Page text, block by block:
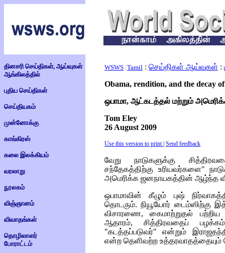
தினசரி செய்திகள், ஆய்வுகள்
ஆங்கிலத்தில்
புதிய செய்திகள்
செய்தியகம்
முன்னோக்கு
காங்கிரஸ்
கலை இலக்கியம்
வரலாறு
நூலகம்
விஞ்ஞானம்
விவாதங்கள்
தொழிலாளர்
போராட்டம்
WSWS :Tamil : செய்திகள் ஆய்வுகள் :
Obama, rendition, and the decay
ஒபாமா, ஆட்கடத்தல் மற்றும்
Tom Eley
26 August 2009
Use this version to print Send feedback
வேறு நாடுகளுக்கு
சந்தேகத்திற்கு உரியவர்களை"
அமெரிக்க ஜனநாயகத்தின் ஆழ்ந்த
ஒபாமாவின் கீழும் புஷ்
தொடரும். நியூயோர்
விசாரணை, கைமாற்றுதல் பற்றிய
ஆதாரம், சித்திரவதைப்
"கடத்தப்படுவர்" என்றும்
என்ற தெளிவற்ற உத்தரவாதத்தையும்